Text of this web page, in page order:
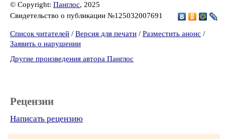
© Copyright: Панглос, 2025
Свидетельство о публикации №125032007691
Список читателей / Версия для печати / Разместить анонс /
Заявить о нарушении
Другие произведения автора Панглос
Рецензии
Написать рецензию